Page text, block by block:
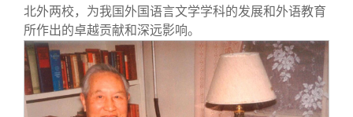
义工计划
新媒体平台
青春风采
校友文苑
信息化服务
三创大赛
总会简介
会长致辞
关闭
北外两校，为我国外国语言文学学科的发展和外语教育
所作出的卓越贡献和深远影响。